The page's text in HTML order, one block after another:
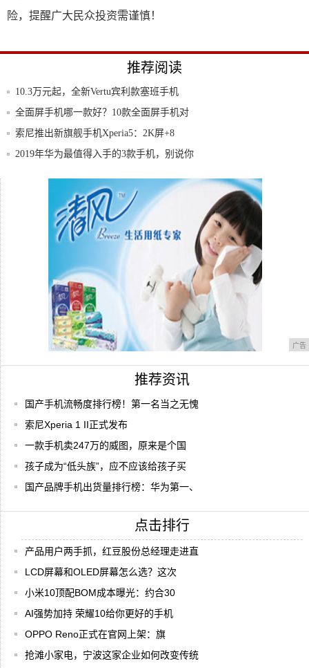
险，提醒广大民众投资需谨慎！
推荐阅读
10.3万元起，全新Vertu宾利款塞班手机
全面屏手机哪一款好？10款全面屏手机对
比，一
索尼推出新旗舰手机Xperia5：2K屏+8
2019年华为最值得入手的3款手机，别说你
“游戏手机”20年盘点，你记忆中的游戏手机
广告
推荐资讯
国产手机流畅度排行榜！第一名当之无愧
索尼Xperia 1 II正式发布
一款手机卖247万的威图，原来是个国
孩子成为“低头族”，应不应该给孩子买
国产品牌手机出货量排行榜：华为第一、
点击排行
产品用户两手抓，红豆股份总经理走进直
LCD屏幕和OLED屏幕怎么选？这次
小米10顶配BOM成本曝光：约合30
AI强势加持 荣耀10给你更好的手机
OPPO Reno正式在官网上架：旗
抢滩小家电，宁波这家企业如何改变传统